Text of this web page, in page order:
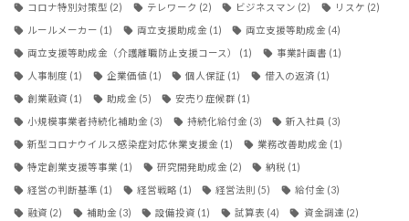
コロナ特別対策型 (2) テレワーク (2) ビジネスマン (2) リスケ (2)
ルールメーカー (1) 両立支援助成金 (1) 両立支援等助成金 (4)
両立支援等助成金（介護離職防止支援コース） (1) 事業計画書 (1)
人事制度 (1) 企業価値(1) 個人保証 (1) 借入の返済 (1)
創業融資 (1) 助成金 (5) 安売り症候群 (1)
小規模事業者持続化補助金 (3) 持続化給付金 (3) 新入社員 (3)
新型コロナウイルス感染症対応休業支援金 (1) 業務改善助成金 (1)
特定創業支援等事業 (1) 研究開発助成金 (2) 納税 (1)
経営の判断基準 (1) 経営戦略 (1) 経営法則 (5) 給付金 (3)
融資 (2) 補助金 (3) 設備投資 (1) 試算表 (4) 資金調達 (2)